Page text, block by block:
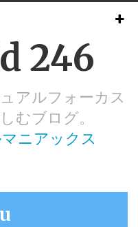
246
アルフォーカス
むブログ。
ニアックス